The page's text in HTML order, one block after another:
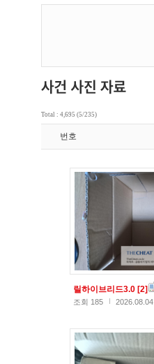
Total : 4,695 (5/235)
번호
릴하이브리드3.0 [2]
조회 185 2026.08.04